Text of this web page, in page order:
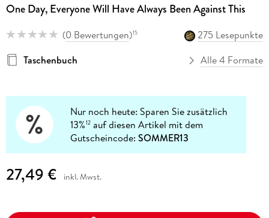
One Day, Everyone Will Have Always Been Against This
(0 Bewertungen)15
275 Lesepunkte
Taschenbuch
Alle 4 Formate
Nur noch heute: Sparen Sie zusätzlich
13%12 auf diesen Artikel mit dem
Gutscheincode:SOMMER13
27,49 € inkl. Mwst.